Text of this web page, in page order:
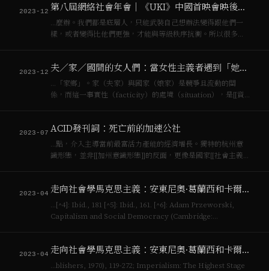
有一天你難以置身其間，即便是保…
2023-12 第八屆網絡社會年會｜《UKI》中國首映會映後座談紀錄
…麼辦。我們都是底層人，只能武裝自己想辦法變得跟他們一
樣，或者變得比他們更強，才能與等級秩序抗衡。所以很多人
抗形式只能是反抗等級秩序，階層化的那…
2023-12 夫／家／國間的女人們：當女性主義者遇到「她者」的對話
…「家鄉」。家（夫家）與國家（娘家）是競爭且流動的關
係，而這一事實性（facticity）的處境（situation），是[[資
建造的物質（…
2023-07 ACID發刊詞：死亡前的加速公社
…點，介入主導當前最富活力產能的經濟增長。獨特的杭州意
識形態，並非[[加州意識形態]]的反面，更像是國家[[社會主義]]
是政治─文化使用技術的方…
2023-04 走向社會學馬克思主義：安東尼奧·葛蘭西和卡爾·波蘭尼的互補匯聚（三）
…[^4]: Ibid., 181 [^5]: Ibid., 161. [^6]: Adam Przeworski,
Capitalism and Social Democracy (Cambridge:
2023-04 走向社會學馬克思主義：安東尼奧·葛蘭西和卡爾·波蘭尼的互補匯聚（二）
…blishers, 1970), 119-272; Imperialism: The Highest Stage